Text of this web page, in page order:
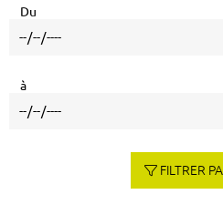
Du
à
FILTRER